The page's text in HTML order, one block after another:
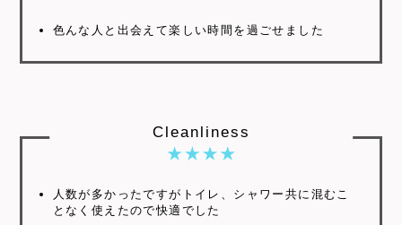
色んな人と出会えて楽しい時間を過ごせました
Cleanliness
人数が多かったですがトイレ、シャワー共に混むこ
となく使えたので快適でした